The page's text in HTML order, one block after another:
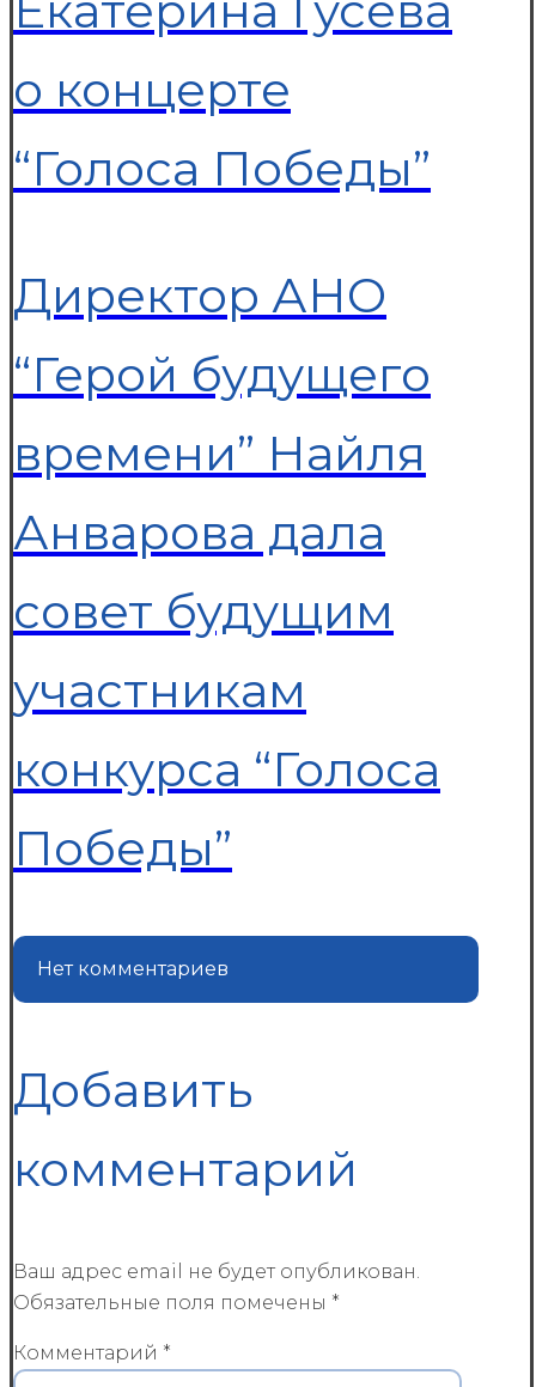
о концерте
“Голоса Победы”
Директор АНО
“Герой будущего
времени” Найля
Анварова дала
совет будущим
участникам
конкурса “Голоса
Победы”
Нет комментариев
Добавить
комментарий
Ваш адрес email не будет опубликован.
Обязательные поля помечены *
Комментарий *